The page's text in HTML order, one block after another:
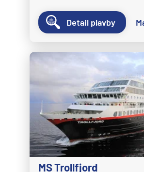
Detail plavby
MS Trollfjord